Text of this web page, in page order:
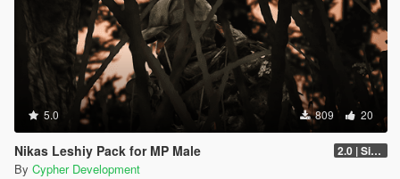
5.0 809 20
Nikas Leshiy Pack for MP Male 2.0 | Singleplayer Addon
By Cypher Development